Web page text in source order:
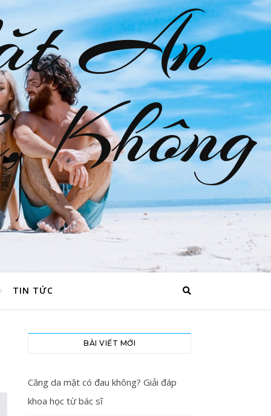
An
Không
TIN TỨC
BÀI VIẾT MỚI
Căng da mặt có đau không? Giải đáp
khoa học từ bác sĩ